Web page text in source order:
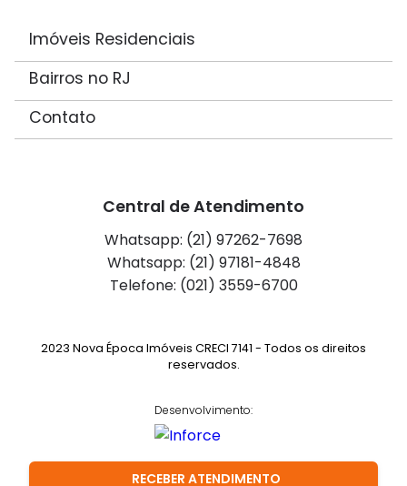
RECEBER ATENDIMENTO
Imóveis Residenciais
Bairros no RJ
Contato
Central de Atendimento
Whatsapp: (21) 97262-7698
Whatsapp: (21) 97181-4848
Telefone: (021) 3559-6700
2023 Nova Época Imóveis CRECI 7141 - Todos os direitos
reservados.
Desenvolvimento: